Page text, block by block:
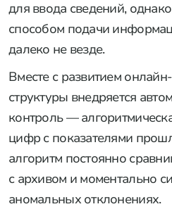
для ввода сведений,
способом подачи
далеко не везде.
Вместе с развитием
структуры внедряется
контроль —
цифр с показателями
алгоритм постоянно
с архивом и моментально
аномальных отклонениях.